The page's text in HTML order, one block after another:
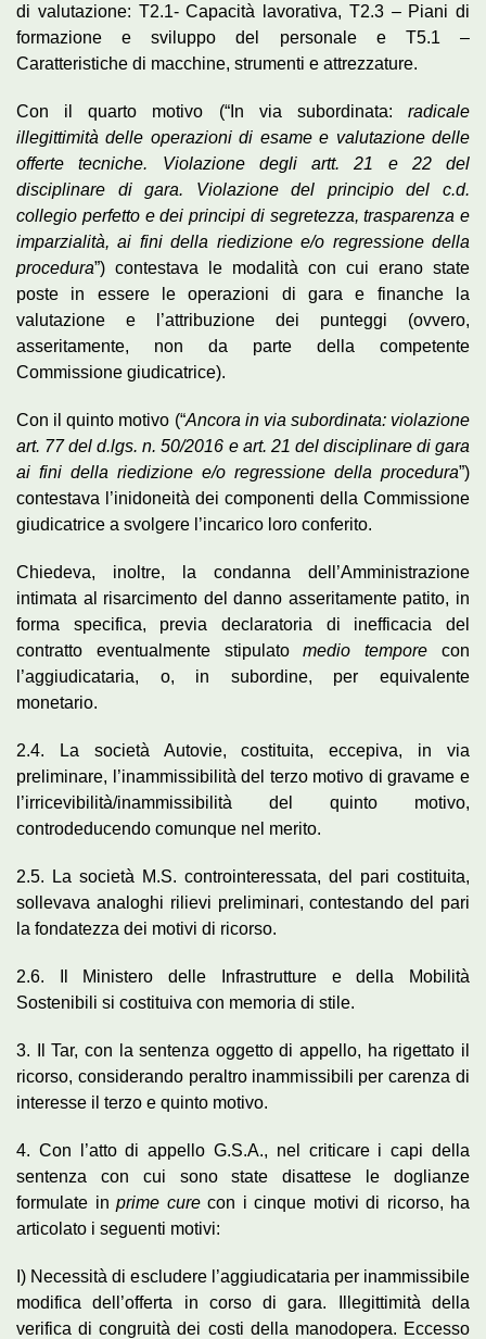
di valutazione: T2.1- Capacità lavorativa, T2.3 – Piani di
formazione e sviluppo del personale e T5.1 –
Caratteristiche di macchine, strumenti e attrezzature.
Con il quarto motivo (“In via subordinata: radicale
illegittimità delle operazioni di esame e valutazione delle
offerte tecniche. Violazione degli artt. 21 e 22 del
disciplinare di gara. Violazione del principio del c.d.
collegio perfetto e dei principi di segretezza, trasparenza e
imparzialità, ai fini della riedizione e/o regressione della
procedura”) contestava le modalità con cui erano state
poste in essere le operazioni di gara e finanche la
valutazione e l’attribuzione dei punteggi (ovvero,
asseritamente, non da parte della competente
Commissione giudicatrice).
Con il quinto motivo (“Ancora in via subordinata: violazione
art. 77 del d.lgs. n. 50/2016 e art. 21 del disciplinare di gara
ai fini della riedizione e/o regressione della procedura”)
contestava l’inidoneità dei componenti della Commissione
giudicatrice a svolgere l’incarico loro conferito.
Chiedeva, inoltre, la condanna dell’Amministrazione
intimata al risarcimento del danno asseritamente patito, in
forma specifica, previa declaratoria di inefficacia del
contratto eventualmente stipulatomedio tempore con
l’aggiudicataria, o, in subordine, per equivalente
monetario.
2.4. La società Autovie, costituita, eccepiva, in via
preliminare, l’inammissibilità del terzo motivo di gravame e
l’irricevibilità/inammissibilità del quinto motivo,
controdeducendo comunque nel merito.
2.5. La società M.S. controinteressata, del pari costituita,
sollevava analoghi rilievi preliminari, contestando del pari
la fondatezza dei motivi di ricorso.
2.6. Il Ministero delle Infrastrutture e della Mobilità
Sostenibili si costituiva con memoria di stile.
3. Il Tar, con la sentenza oggetto di appello, ha rigettato il
ricorso, considerando peraltro inammissibili per carenza di
interesse il terzo e quinto motivo.
4. Con l’atto di appello G.S.A., nel criticare i capi della
sentenza con cui sono state disattese le doglianze
formulate in prime curecon i cinque motivi di ricorso, ha
articolato i seguenti motivi:
I) Necessità di escludere l’aggiudicataria per inammissibile
modifica dell’offerta in corso di gara. Illegittimità della
verifica di congruità dei costi della manodopera. Eccesso